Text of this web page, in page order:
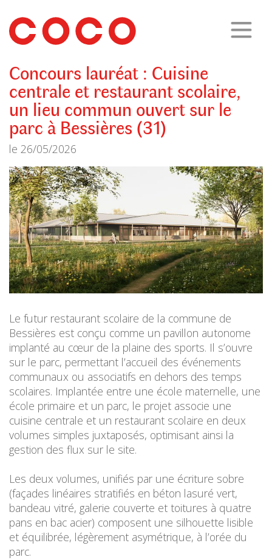
CoCo
Architecture
architecture,
urbanisme,
Concours lauréat : Cuisine
centrale et restaurant scolaire,
un lieu commun ouvert sur le
parc à Bessières (31)
le 26/05/2026
Le futur restaurant scolaire de la commune de
Bessières est conçu comme un pavillon autonome
implanté au cœur de la plaine des sports. Il s’ouvre
sur le parc, permettant l’accueil des événements
communaux ou associatifs en dehors des temps
scolaires. Implantée entre une école maternelle, une
école primaire et un parc, le projet associe une
cuisine centrale et un restaurant scolaire en deux
volumes simples juxtaposés, optimisant ainsi la
gestion des flux sur le site.
Les deux volumes, unifiés par une écriture sobre
(façades linéaires stratifiés en béton lasuré vert,
bandeau vitré, galerie couverte et toitures à quatre
pans en bac acier) composent une silhouette lisible
et équilibrée, légèrement asymétrique, à l’orée du
parc.